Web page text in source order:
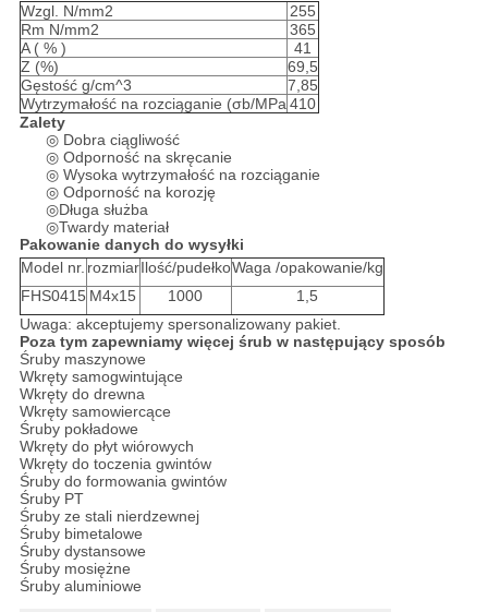
Wzgl. N/mm2
255
Rm N/mm2
365
A ( % )
41
Z (%)
69,5
Gęstość g/cm^3
7,85
Wytrzymałość na rozciąganie (σb/MPa 410
Zalety
◎ Dobra ciągliwość
◎ Odporność na skręcanie
◎ Wysoka wytrzymałość na rozciąganie
◎ Odporność na korozję
◎Długa służba
◎Twardy materiał
Pakowanie danych do wysyłki
Model nr. rozmiarIlość/pudełkoWaga /opakowanie/kg
FHS0415 M4x15 1000
1,5
Uwaga: akceptujemy spersonalizowany pakiet.
Poza tym zapewniamy więcej śrub w następujący sposób
Śruby maszynowe
Wkręty samogwintujące
Wkręty do drewna
Wkręty samowiercące
Śruby pokładowe
Wkręty do płyt wiórowych
Wkręty do toczenia gwintów
Śruby do formowania gwintów
Śruby PT
Śruby ze stali nierdzewnej
Śruby bimetalowe
Śruby dystansowe
Śruby mosiężne
Śruby aluminiowe